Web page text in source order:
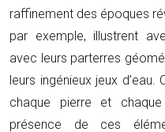
raffinement des époques
par exemple, illustrent
avec leurs parterres
leurs ingénieux jeux
chaque pierre et
présence de ces